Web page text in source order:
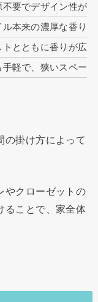
不要でデザイン性が
ル本来の濃厚な香り
トとともに香りが広
手軽で、狭いスペー
の掛け方によって
やクローゼットの
ることで、家全体